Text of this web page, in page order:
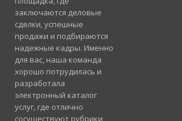
заключаются деловые
сделки, успешные
продажи и подбираются
надежные кадры. Именно
для вас, наша команда
хорошо потрудилась и
разработала
электронный каталог
услуг, где отлично
сосуществуют рубрики